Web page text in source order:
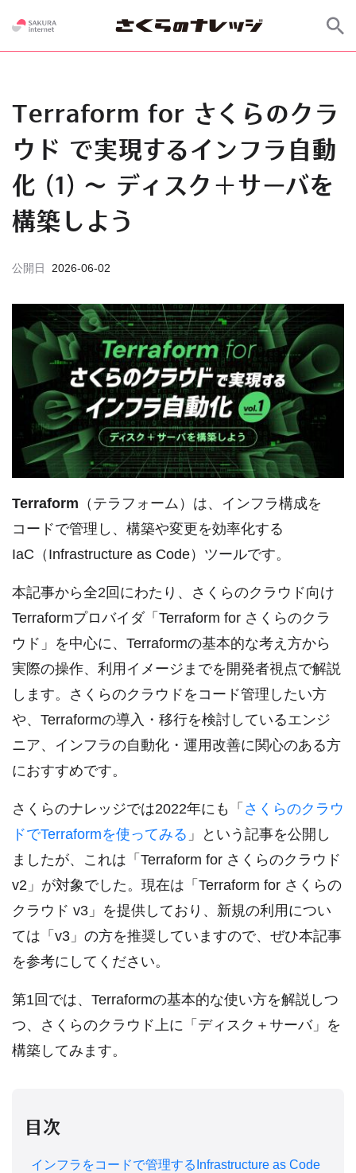
Terraform for さくらのクラ
ウド で実現するインフラ自動
化 (1) ～ ディスク＋サーバを
構築しよう
公開日 2026-06-02
Terraform （テラフォーム）は、インフラ構成を
コードで管理し、構築や変更を効率化する
IaC（Infrastructure as Code）ツールです。
本記事から全2回にわたり、さくらのクラウド向け
Terraformプロバイダ「Terraform for さくらのクラ
ウド」を中心に、Terraformの基本的な考え方から
実際の操作、利用イメージまでを開発者視点で解説
します。さくらのクラウドをコード管理したい方
や、Terraformの導入・移行を検討しているエンジ
ニア、インフラの自動化・運用改善に関心のある方
におすすめです。
さくらのナレッジでは2022年にも「 さくらのクラウ
ドでTerraformを使ってみる 」という記事を公開し
ましたが、これは「Terraform for さくらのクラウド
v2」が対象でした。現在は「Terraform for さくらの
クラウド v3」を提供しており、新規の利用につい
ては「v3」の方を推奨していますので、ぜひ本記事
を参考にしてください。
第1回では、Terraformの基本的な使い方を解説しつ
つ、さくらのクラウド上に「ディスク＋サーバ」を
構築してみます。
目次
インフラをコードで管理するInfrastructure as Code